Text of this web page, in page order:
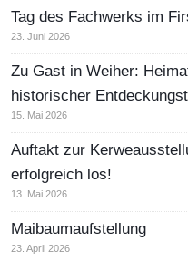
Tag des Fachwerks im
23. Juni 2026
Zu Gast in Weiher:
historischer
15. Mai 2026
Auftakt zur
erfolgreich los!
13. Mai 2026
Maibaumaufstellung
23. April 2026